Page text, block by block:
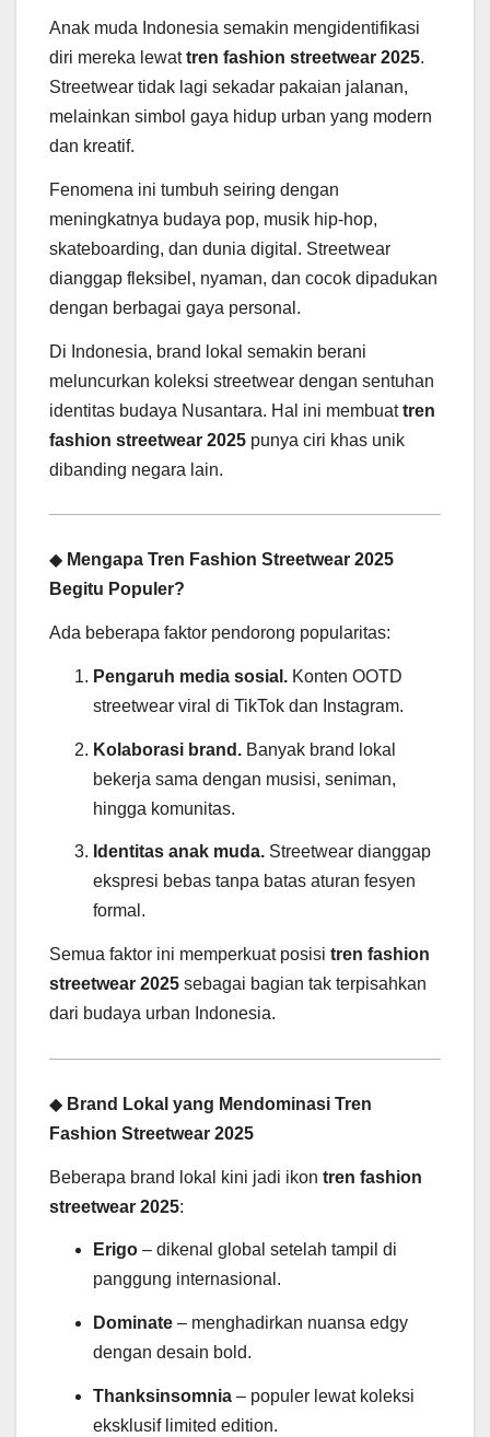
Anak muda Indonesia semakin mengidentifikasi
diri mereka lewattren fashion streetwear 2025.
Streetwear tidak lagi sekadar pakaian jalanan,
melainkan simbol gaya hidup urban yang modern
dan kreatif.
Fenomena ini tumbuh seiring dengan
meningkatnya budaya pop, musik hip-hop,
skateboarding, dan dunia digital. Streetwear
dianggap fleksibel, nyaman, dan cocok dipadukan
dengan berbagai gaya personal.
Di Indonesia, brand lokal semakin berani
meluncurkan koleksi streetwear dengan sentuhan
identitas budaya Nusantara. Hal ini membuattren
fashion streetwear 2025 punya ciri khas unik
dibanding negara lain.
◆ Mengapa Tren Fashion Streetwear 2025
Begitu Populer?
Ada beberapa faktor pendorong popularitas:
Pengaruh media sosial. Konten OOTD
streetwear viral di TikTok dan Instagram.
Kolaborasi brand. Banyak brand lokal
bekerja sama dengan musisi, seniman,
hingga komunitas.
Identitas anak muda. Streetwear dianggap
ekspresi bebas tanpa batas aturan fesyen
formal.
Semua faktor ini memperkuat posisi tren fashion
streetwear 2025 sebagai bagian tak terpisahkan
dari budaya urban Indonesia.
◆ Brand Lokal yang Mendominasi Tren
Fashion Streetwear 2025
Beberapa brand lokal kini jadi ikon tren fashion
streetwear 2025:
Erigo – dikenal global setelah tampil di
panggung internasional.
Dominate – menghadirkan nuansa edgy
dengan desain bold.
Thanksinsomnia – populer lewat koleksi
eksklusif limited edition.